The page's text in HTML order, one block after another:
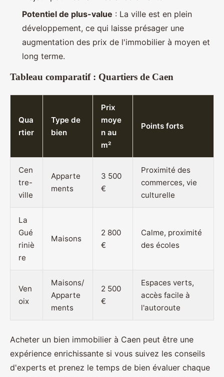
Potentiel de plus-value : La ville est en plein
développement, ce qui laisse présager une
augmentation des prix de l'immobilier à moyen et
long terme.
Tableau comparatif : Quartiers de Caen
Qua
rtier
Type de
bien
Prix
moye
n au
m²
Points forts
Cen
tre-
ville
Apparte
ments
3 500
€
Proximité des
commerces, vie
culturelle
La
Gué
riniè
re
Maisons
2 800
€
Calme, proximité
des écoles
Ven
oix
Maisons/
Apparte
ments
2 500
€
Espaces verts,
accès facile à
l'autoroute
Acheter un bien immobilier à Caen peut être une
expérience enrichissante si vous suivez les conseils
d'experts et prenez le temps de bien évaluer chaque